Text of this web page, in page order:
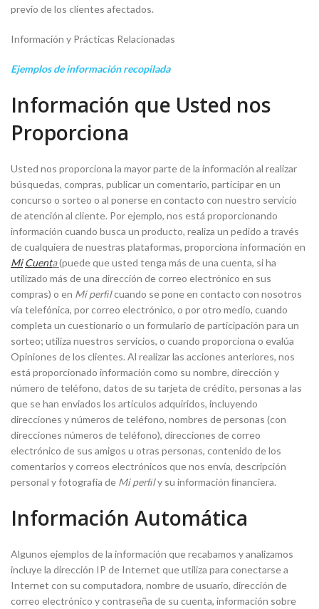
previo de los clientes afectados.
Información y Prácticas Relacionadas
Ejemplos de información recopilada
Información que Usted nos
Proporciona
Usted nos proporciona la mayor parte de la información al realizar
búsquedas, compras, publicar un comentario, participar en un
concurso o sorteo o al ponerse en contacto con nuestro servicio
de atención al cliente. Por ejemplo, nos está proporcionando
información cuando busca un producto, realiza un pedido a través
de cualquiera de nuestras plataformas, proporciona información en
Mi Cuenta(puede que usted tenga más de una cuenta, si ha
utilizado más de una dirección de correo electrónico en sus
compras) o en Mi perﬁlcuando se pone en contacto con nosotros
vía telefónica, por correo electrónico, o por otro medio, cuando
completa un cuestionario o un formulario de participación para un
sorteo; utiliza nuestros servicios, o cuando proporciona o evalúa
Opiniones de los clientes. Al realizar las acciones anteriores, nos
está proporcionado información como su nombre, dirección y
número de teléfono, datos de su tarjeta de crédito, personas a las
que se han enviados los artículos adquiridos, incluyendo
direcciones y números de teléfono, nombres de personas (con
direcciones números de teléfono), direcciones de correo
electrónico de sus amigos u otras personas, contenido de los
comentarios y correos electrónicos que nos envía, descripción
personal y fotografía de Mi perﬁly su información ﬁnanciera.
Información Automática
Algunos ejemplos de la información que recabamos y analizamos
incluye la dirección IP de Internet que utiliza para conectarse a
Internet con su computadora, nombre de usuario, dirección de
correo electrónico y contraseña de su cuenta, información sobre